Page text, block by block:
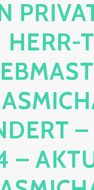
ERR-
–